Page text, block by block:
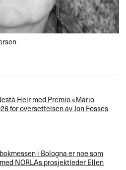
Heir med Premio «Mario
for oversettelsen av Jon Fosses
i Bologna er noe som
NORLAs prosjektleder Ellen